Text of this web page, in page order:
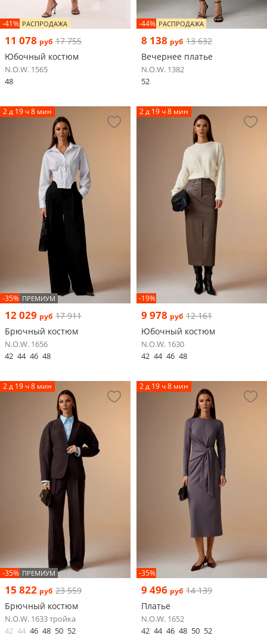
-41% РАСПРОДАЖА
11 078 руб 17 755
Юбочный костюм
N.O.W. 1565
48
-44% РАСПРОДАЖА
8 138 руб 13 632
Вечернее платье
N.O.W. 1382
52
2 д 19 ч 8 мин
-35% ПРЕМИУМ
12 029 руб 17 911
Брючный костюм
N.O.W. 1656
42 44 46 48
2 д 19 ч 8 мин
-19%
9 978 руб 12 161
Юбочный костюм
N.O.W. 1630
42 44 46 48
2 д 19 ч 8 мин
-35% ПРЕМИУМ
15 822 руб 23 559
Брючный костюм
N.O.W. 1633 тройка
42 44 46 48 50 52
2 д 19 ч 8 мин
-35%
9 496 руб 14 139
Платье
N.O.W. 1652
42 44 46 48 50 52